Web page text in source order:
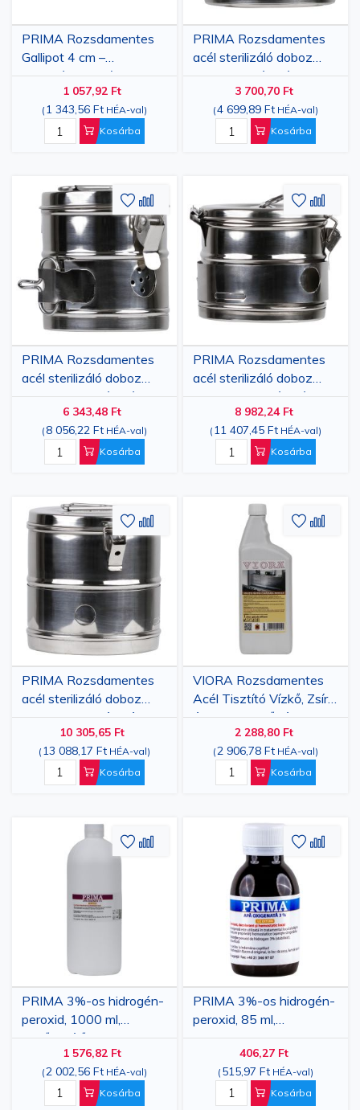
PRIMA Rozsdamentes
Gallipot 4 cm –
Autoklávozható
sebészeti pohár
1 057,92 Ft
( 1 343,56 Ft HÉA-val)
Kosárba
PRIMA Rozsdamentes
acél sterilizáló doboz
8x8 cm fedéllel és
zárrendszerrel
3 700,70 Ft
(4 699,89 Ft HÉA-val)
Kosárba
PRIMA Rozsdamentes
acél sterilizáló doboz
10x10 cm fedéllel és
zárrendszerrel
6 343,48 Ft
(8 056,22 Ft HÉA-val)
Kosárba
Hozzáadás
a
kívánságlistához
Hozzáadás
az
összehasonlításhoz
PRIMA Rozsdamentes
acél sterilizáló doboz
12x12 cm fedéllel és
zárrendszerrel
8 982,24 Ft
( 11 407,45 Ft HÉA-val)
Kosárba
a az
PRIMA Rozsdamentes
acél sterilizáló doboz
16x16 cm fedéllel és
zárrendszerrel
10 305,65 Ft
( 13 088,17 Ft HÉA-val)
Kosárba
Hozzáadás
a
kívánságlistához
Hozzáadás
az
összehasonlításhoz
VIORA Rozsdamentes
Acél Tisztító Vízkő, Zsír
és Szennyeződés
Eltávolítására, 1 L
2 288,80 Ft
(2 906,78 Ft HÉA-val)
Kosárba
PRIMA 3%-os hidrogén-
peroxid, 1000 ml,
fertőtlenítő,
vérzéscsillapító,
sebkezelés és
szájhigiénia
1 576,82 Ft
(2 002,56 Ft HÉA-val)
Kosárba
Hozzáadás
kívánságlistához
Hozzáadás
összehasonlításhoz
PRIMA 3%-os hidrogén-
peroxid, 85 ml,
antiszeptikus,
vérzéscsillapító,
sebkezelés és
szájhigiénia
406,27 Ft
( 515,97 Ft HÉA-val)
Kosárba